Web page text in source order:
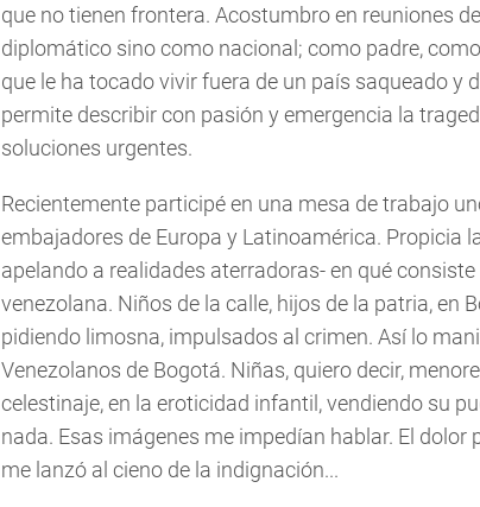
que no tienen frontera. Acostumbro en reuniones
diplomático sino como nacional; como padre,
que le ha tocado vivir fuera de un país saqueado y
permite describir con pasión y emergencia la
soluciones urgentes.
Recientemente participé en una mesa de trabajo
embajadores de Europa y Latinoamérica. Propicia
apelando a realidades aterradoras- en qué
venezolana. Niños de la calle, hijos de la patria, en
pidiendo limosna, impulsados al crimen. Así lo
Venezolanos de Bogotá. Niñas, quiero decir,
celestinaje, en la eroticidad infantil, vendiendo su
nada. Esas imágenes me impedían hablar. El dolor
me lanzó al cieno de la indignación...